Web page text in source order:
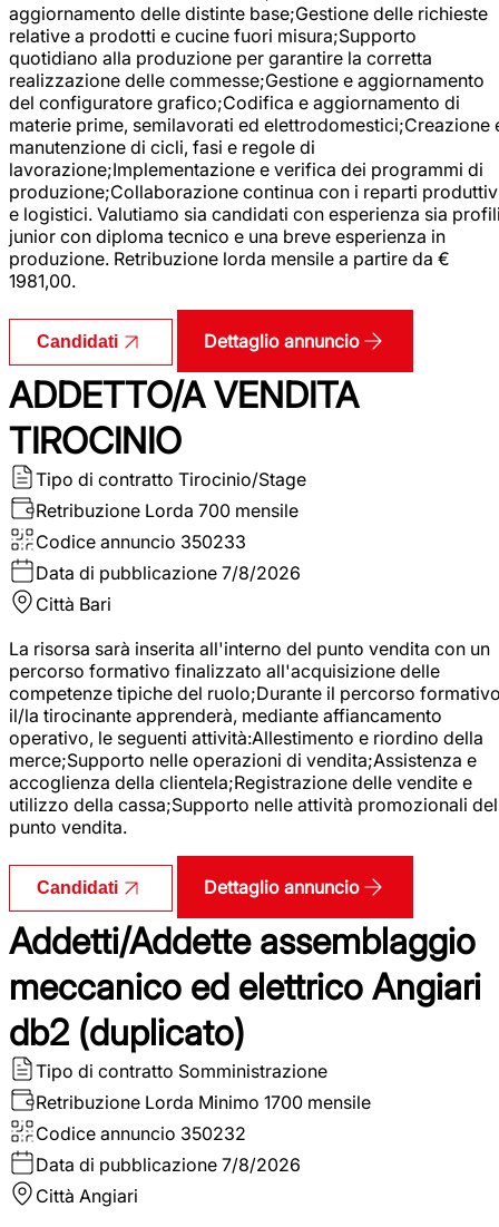
aggiornamento delle distinte base;Gestione delle richieste
relative a prodotti e cucine fuori misura;Supporto
quotidiano alla produzione per garantire la corretta
realizzazione delle commesse;Gestione e aggiornamento
del configuratore grafico;Codifica e aggiornamento di
materie prime, semilavorati ed elettrodomestici;Creazione
manutenzione di cicli, fasi e regole di
lavorazione;Implementazione e verifica dei programmi di
produzione;Collaborazione continua con i reparti
e logistici. Valutiamo sia candidati con esperienza sia
junior con diploma tecnico e una breve esperienza in
produzione. Retribuzione lorda mensile a partire da €
1981,00.
Candidati Dettaglio annuncio
ADDETTO/A VENDITA
TIROCINIO
Tipo di contratto Tirocinio/Stage
Retribuzione Lorda 700 mensile
Codice annuncio 350233
Data di pubblicazione 7/8/2026
Città Bari
La risorsa sarà inserita all'interno del punto vendita con un
percorso formativo finalizzato all'acquisizione delle
competenze tipiche del ruolo;Durante il percorso
il/la tirocinante apprenderà, mediante affiancamento
operativo, le seguenti attività:Allestimento e riordino della
merce;Supporto nelle operazioni di vendita;Assistenza e
accoglienza della clientela;Registrazione delle vendite e
utilizzo della cassa;Supporto nelle attività promozionali del
punto vendita.
Candidati Dettaglio annuncio
Addetti/Addette assemblaggio
meccanico ed elettrico Angiari
db2 (duplicato)
Tipo di contratto Somministrazione
Retribuzione Lorda Minimo 1700 mensile
Codice annuncio 350232
Data di pubblicazione 7/8/2026
Città Angiari